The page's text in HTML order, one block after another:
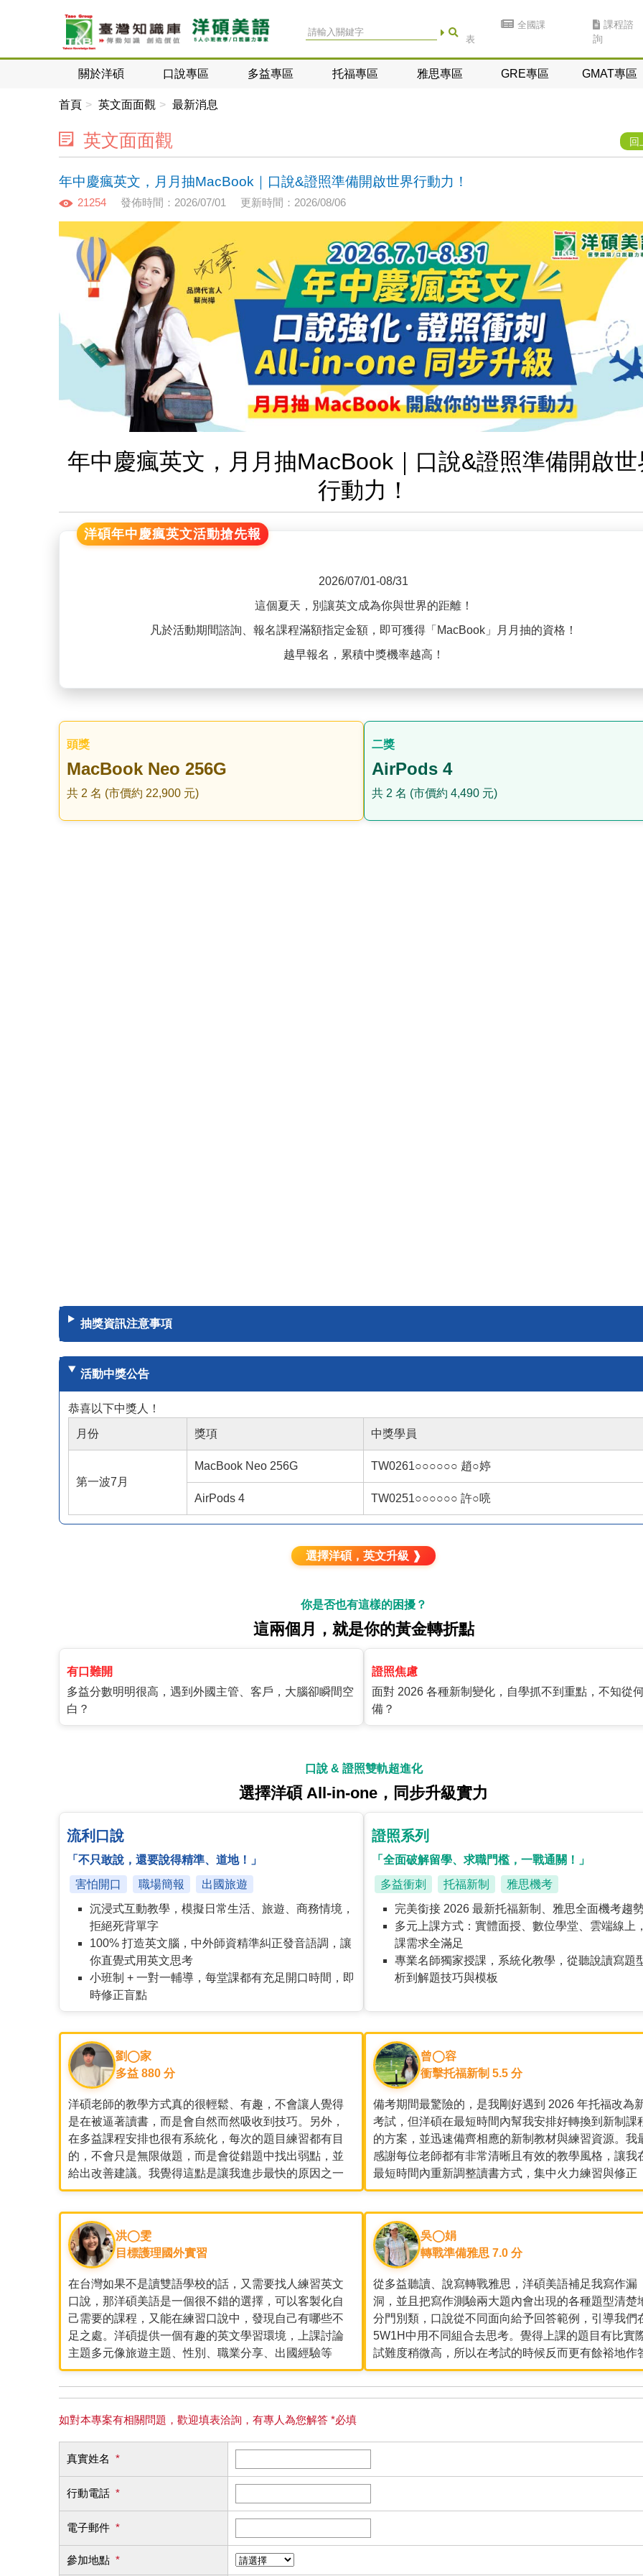
全國課
表
課程諮
詢
關於洋碩 口說專區 多益專區 托福專區 雅思專區 GRE專區 GMAT專區
首頁 英文面面觀 最新消息
英文面面觀 回
年中慶瘋英文，月月抽MacBook｜口說&證照準備開啟世界行動力！
21254 發佈時間：2026/07/01 更新時間：2026/08/06
年中慶瘋英文，月月抽MacBook｜口說&證照準備開啟世
行動力！
洋碩年中慶瘋英文活動搶先報
2026/07/01-08/31
這個夏天，別讓英文成為你與世界的距離！
凡於活動期間諮詢、報名課程滿額指定金額，即可獲得「MacBook」月月抽的資格！
越早報名，累積中獎機率越高！
頭獎
MacBook Neo 256G
共 2 名 (市價約 22,900 元)
二獎
AirPods 4
共 2 名 (市價約 4,490 元)
抽獎資訊注意事項
活動中獎公告
恭喜以下中獎人！
月份 獎項 中獎學員
第一波7月
MacBook Neo 256G TW0261○○○○○○ 趙○婷
AirPods 4 TW0251○○○○○○ 許○喨
選擇洋碩，英文升級 ❱
你是否也有這樣的困擾？
這兩個月，就是你的黃金轉折點
有口難開
多益分數明明很高，遇到外國主管、客戶，大腦卻瞬間空
白？
證照焦慮
面對 2026 各種新制變化，自學抓不到重點，不知從
備？
口說 & 證照雙軌超進化
選擇洋碩 All-in-one，同步升級實力
流利口說
「不只敢說，還要說得精準、道地！」
害怕開口
職場簡報
出國旅遊
沉浸式互動教學，模擬日常生活、旅遊、商務情境，
拒絕死背單字
100% 打造英文腦，中外師資精準糾正發音語調，讓
你直覺式用英文思考
小班制 + 一對一輔導，每堂課都有充足開口時間，即
時修正盲點
證照系列
「全面破解留學、求職門檻，一戰通關！」
多益衝刺
托福新制
雅思機考
完美銜接 2026 最新托福新制、雅思全面機考趨
多元上課方式：實體面授、數位學堂、雲端線上
課需求全滿足
專業名師獨家授課，系統化教學，從聽說讀寫題
析到解題技巧與模板
劉◯家
多益 880 分
洋碩老師的教學方式真的很輕鬆、有趣，不會讓人覺得
是在被逼著讀書，而是會自然而然吸收到技巧。另外，
在多益課程安排也很有系統化，每次的題目練習都有目
的，不會只是無限做題，而是會從錯題中找出弱點，並
給出改善建議。我覺得這點是讓我進步最快的原因之一
曾◯容
衝擊托福新制 5.5 分
備考期間最驚險的，是我剛好遇到 2026 年托福改為
考試，但洋碩在最短時間內幫我安排好轉換到新制課
的方案，並迅速備齊相應的新制教材與練習資源。我
感謝每位老師都有非常清晰且有效的教學風格，讓我
最短時間內重新調整讀書方式，集中火力練習與修正
洪◯雯
目標護理國外實習
在台灣如果不是讀雙語學校的話，又需要找人練習英文
口說，那洋碩美語是一個很不錯的選擇，可以客製化自
己需要的課程，又能在練習口說中，發現自己有哪些不
足之處。洋碩提供一個有趣的英文學習環境，上課討論
主題多元像旅遊主題、性別、職業分享、出國經驗等
吳◯娟
轉戰準備雅思 7.0 分
從多益聽讀、說寫轉戰雅思，洋碩美語補足我寫作漏
洞，並且把寫作測驗兩大題內會出現的各種題型清楚
分門別類，口說從不同面向給予回答範例，引導我們
5W1H中用不同組合去思考。覺得上課的題目有比實
試難度稍微高，所以在考試的時候反而更有餘裕地作
如對本專案有相關問題，歡迎填表洽詢，有專人為您解答 *必填
真實姓名 *
行動電話 *
電子郵件 *
參加地點 *